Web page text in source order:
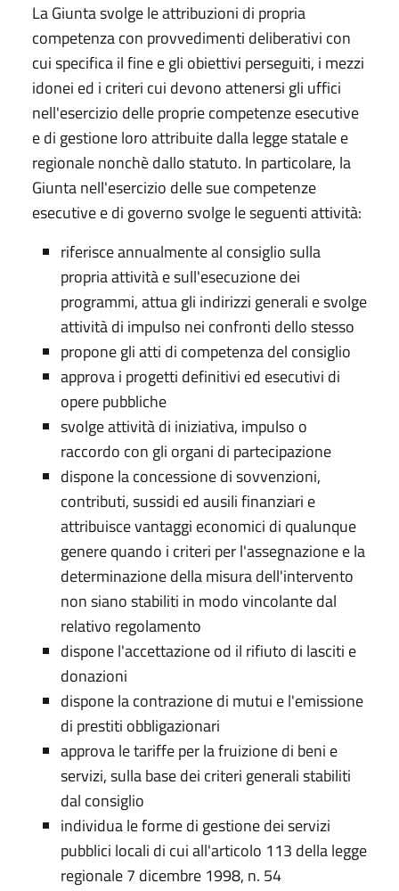
La Giunta svolge le attribuzioni di propria
competenza con provvedimenti deliberativi con
cui specifica il fine e gli obiettivi perseguiti, i mezzi
idonei ed i criteri cui devono attenersi gli uffici
nell'esercizio delle proprie competenze esecutive
e di gestione loro attribuite dalla legge statale e
regionale nonchè dallo statuto. In particolare, la
Giunta nell'esercizio delle sue competenze
esecutive e di governo svolge le seguenti attività:
riferisce annualmente al consiglio sulla
propria attività e sull'esecuzione dei
programmi, attua gli indirizzi generali e svolge
attività di impulso nei confronti dello stesso
propone gli atti di competenza del consiglio
approva i progetti definitivi ed esecutivi di
opere pubbliche
svolge attività di iniziativa, impulso o
raccordo con gli organi di partecipazione
dispone la concessione di sovvenzioni,
contributi, sussidi ed ausili finanziari e
attribuisce vantaggi economici di qualunque
genere quando i criteri per l'assegnazione e la
determinazione della misura dell'intervento
non siano stabiliti in modo vincolante dal
relativo regolamento
dispone l'accettazione od il rifiuto di lasciti e
donazioni
dispone la contrazione di mutui e l'emissione
di prestiti obbligazionari
approva le tariffe per la fruizione di beni e
servizi, sulla base dei criteri generali stabiliti
dal consiglio
individua le forme di gestione dei servizi
pubblici locali di cui all'articolo 113 della legge
regionale 7 dicembre 1998, n. 54